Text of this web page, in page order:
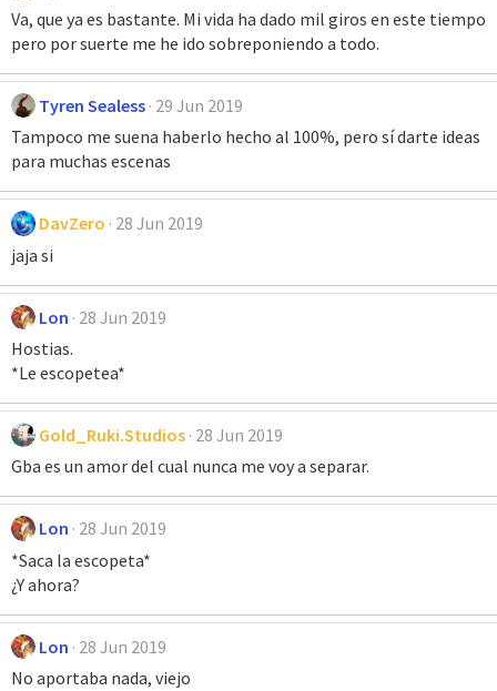
Va, que ya es bastante. Mi vida ha dado mil giros en este tiempo
pero por suerte me he ido sobreponiendo a todo.
Tyren Sealess 29 Jun 2019
Tampoco me suena haberlo hecho al 100%, pero sí darte ideas
para muchas escenas
DavZero 28 Jun 2019
jaja si
Lon 28 Jun 2019
Hostias.
*Le escopetea*
Gold_Ruki.Studios 28 Jun 2019
Gba es un amor del cual nunca me voy a separar.
Lon 28 Jun 2019
*Saca la escopeta*
¿Y ahora?
Lon 28 Jun 2019
No aportaba nada, viejo